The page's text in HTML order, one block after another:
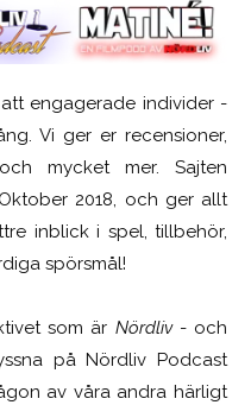
engagerade individer -
Vi ger er recensioner,
mycket mer. Sajten
2018, och ger allt
inblick i spel, tillbehör,
spörsmål!
som är Nördliv- och
på Nördliv Podcast
av våra andra härligt